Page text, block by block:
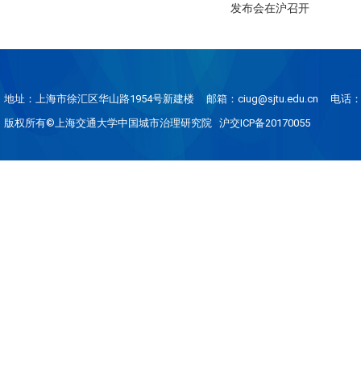
发布会在沪召开
地址：上海市徐汇区华山路1954号新建楼 邮箱：ciug@sjtu.edu.cn 电话
版权所有©上海交通大学中国城市治理研究院 沪交ICP备20170055